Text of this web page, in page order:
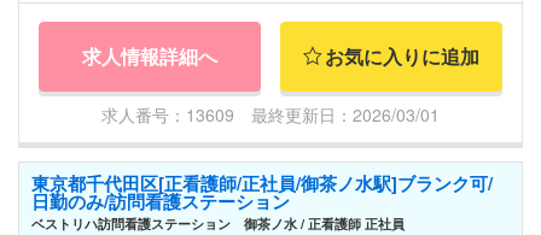
求人情報詳細へ お気に入りに追加
求人番号：13609 最終更新日：2026/03/01
東京都千代田区[正看護師/正社員/御茶ノ水駅]ブランク可/
日勤のみ/訪問看護ステーション
ベストリハ訪問看護ステーション 御茶ノ水 / 正看護師 正社員